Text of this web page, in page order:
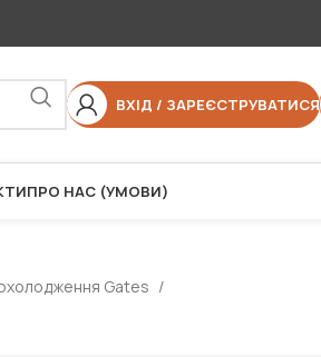
ВХІД / ЗАРЕЄСТРУВАТИСЯ
ПРО НАС (УМОВИ)
Gates